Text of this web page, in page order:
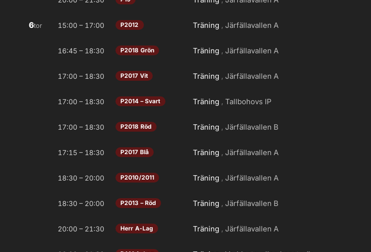
6tor 15:00 – 17:00 P2012 Träning Järfällavallen A
16:45 – 18:30 P2018 Grön Träning Järfällavallen A
17:00 – 18:30 P2017 Vit Träning Järfällavallen A
17:00 – 18:30 P2014 – Svart Träning Tallbohovs IP
17:00 – 18:30 P2018 Röd Träning Järfällavallen B
17:15 – 18:30 P2017 Blå Träning Järfällavallen A
18:30 – 20:00 P2010/2011 Träning Järfällavallen A
18:30 – 20:00 P2013 – Röd Träning Järfällavallen B
20:00 – 21:30 Herr A-Lag Träning Järfällavallen A